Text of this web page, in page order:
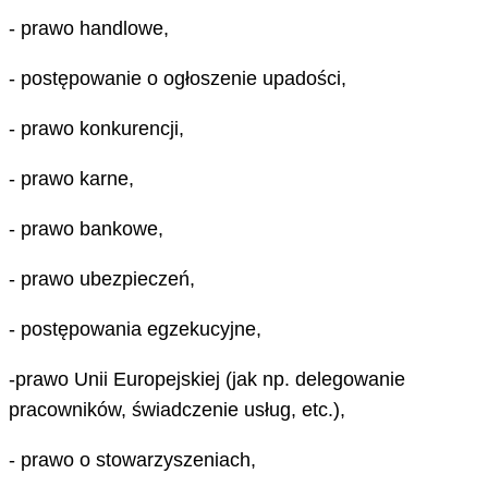
- prawo handlowe,
- postępowanie o ogłoszenie upadości,
- prawo konkurencji,
- prawo karne,
- prawo bankowe,
- prawo ubezpieczeń,
- postępowania egzekucyjne,
-prawo Unii Europejskiej (jak np. delegowanie
pracowników, świadczenie usług, etc.),
- prawo o stowarzyszeniach,